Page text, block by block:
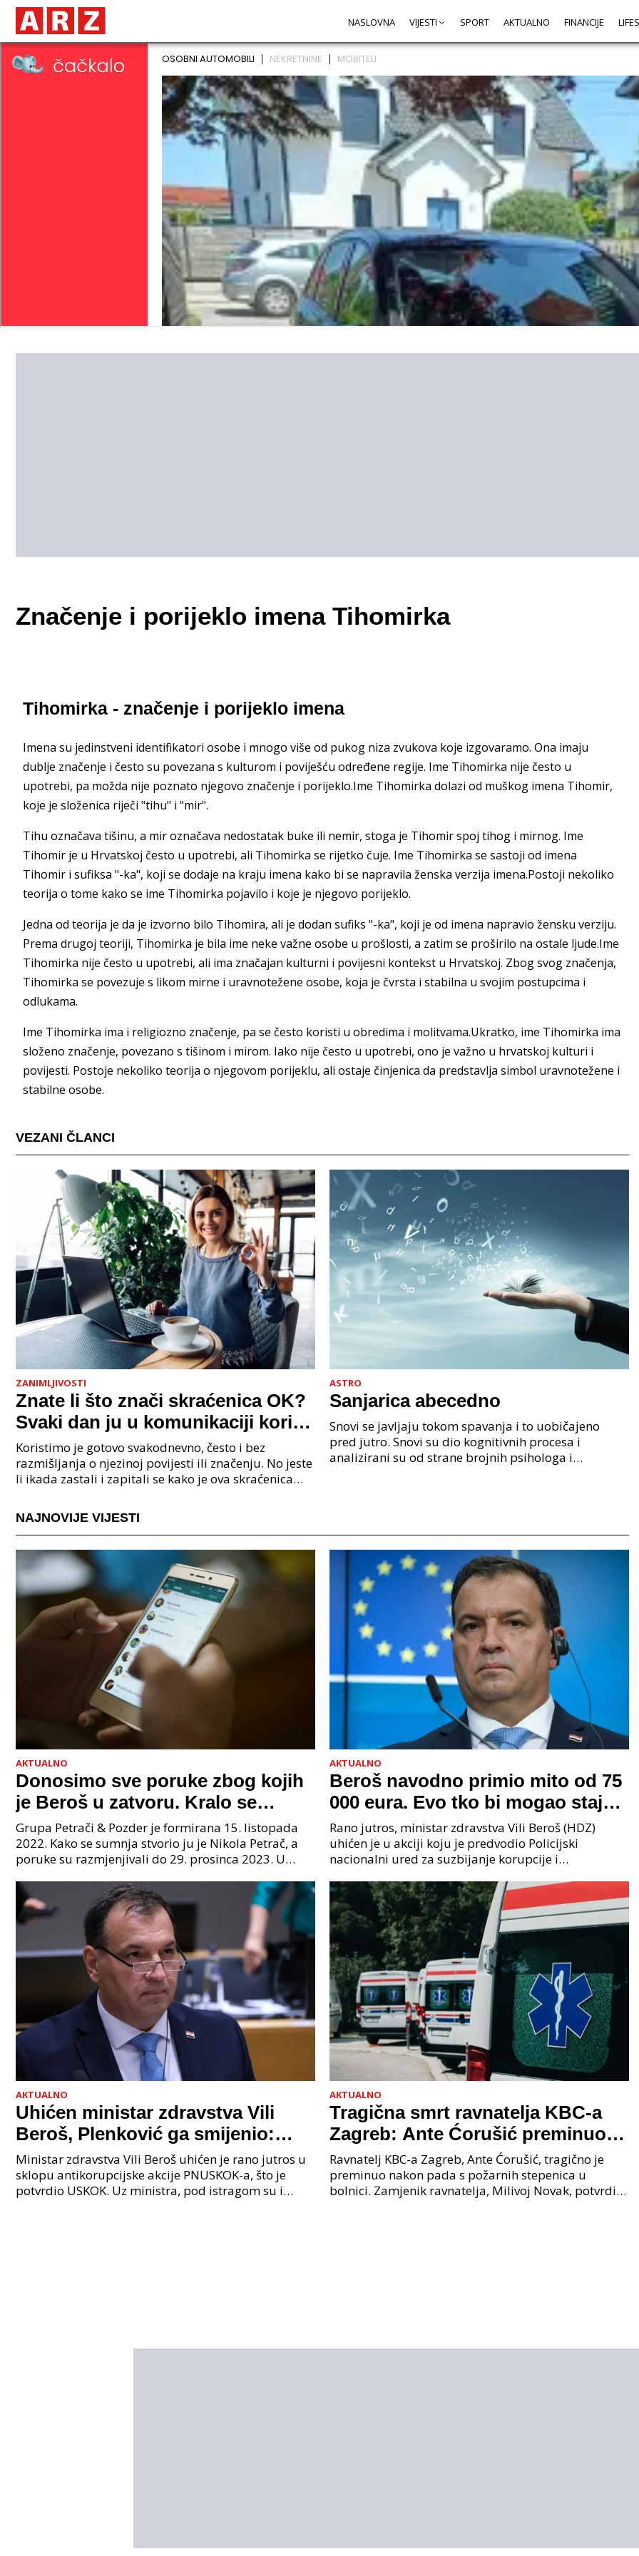
NASLOVNA VIJESTI SPORT AKTUALNO FINANCIJE
Značenje i porijeklo imena Tihomirka
Tihomirka - značenje i porijeklo imena
Imena su jedinstveni identifikatori osobe i mnogo više od pukog niza zvukova koje izgovaramo. Ona imaju
dublje značenje i često su povezana s kulturom i poviješću određene regije. Ime Tihomirka nije često u
upotrebi, pa možda nije poznato njegovo značenje i porijeklo.Ime Tihomirka dolazi od muškog imena Tihomir,
koje je složenica riječi "tihu" i "mir".
Tihu označava tišinu, a mir označava nedostatak buke ili nemir, stoga je Tihomir spoj tihog i mirnog. Ime
Tihomir je u Hrvatskoj često u upotrebi, ali Tihomirka se rijetko čuje. Ime Tihomirka se sastoji od imena
Tihomir i sufiksa "-ka", koji se dodaje na kraju imena kako bi se napravila ženska verzija imena.Postoji nekoliko
teorija o tome kako se ime Tihomirka pojavilo i koje je njegovo porijeklo.
Jedna od teorija je da je izvorno bilo Tihomira, ali je dodan sufiks "-ka", koji je od imena napravio žensku verziju.
Prema drugoj teoriji, Tihomirka je bila ime neke važne osobe u prošlosti, a zatim se proširilo na ostale ljude.Ime
Tihomirka nije često u upotrebi, ali ima značajan kulturni i povijesni kontekst u Hrvatskoj. Zbog svog značenja,
Tihomirka se povezuje s likom mirne i uravnotežene osobe, koja je čvrsta i stabilna u svojim postupcima i
odlukama.
Ime Tihomirka ima i religiozno značenje, pa se često koristi u obredima i molitvama.Ukratko, ime Tihomirka ima
složeno značenje, povezano s tišinom i mirom. Iako nije često u upotrebi, ono je važno u hrvatskoj kulturi i
povijesti. Postoje nekoliko teorija o njegovom porijeklu, ali ostaje činjenica da predstavlja simbol uravnotežene i
stabilne osobe.
VEZANI ČLANCI
ZANIMLJIVOSTI
Znate li što znači skraćenica OK?
Svaki dan ju u komunikaciji koristi
cijeli svijet.
Koristimo je gotovo svakodnevno, često i bez
razmišljanja o njezinoj povijesti ili značenju. No jeste
li ikada zastali i zapitali se kako je ova skraćenica
ASTRO
Sanjarica abecedno
Snovi se javljaju tokom spavanja i to uobičajeno
pred jutro. Snovi su dio kognitivnih procesa i
analizirani su od strane brojnih psihologa i
NAJNOVIJE VIJESTI
AKTUALNO
Donosimo sve poruke zbog kojih
je Beroš u zatvoru. Kralo se
godinama. Tko će iz vlade biti
sljedeći uhićen?
Grupa Petrači & Pozder je formirana 15. listopada
2022. Kako se sumnja stvorio ju je Nikola Petrač, a
poruke su razmjenjivali do 29. prosinca 2023. U
AKTUALNO
Beroš navodno primio mito od 75
000 eura. Evo tko bi mogao stajati
na čelu zločinačkog udruženja
Rano jutros, ministar zdravstva Vili Beroš (HDZ)
uhićen je u akciji koju je predvodio Policijski
nacionalni ured za suzbijanje korupcije i
priopćenju USKOK
AKTUALNO
Uhićen ministar zdravstva Vili
Beroš, Plenković ga smijenio:
Istraga USKOK-a zbog korupcije
Ministar zdravstva Vili Beroš uhićen je rano jutros u
sklopu antikorupcijske akcije PNUSKOK-a, što je
potvrdio USKOK. Uz ministra, pod istragom su i
AKTUALNO
Tragična smrt ravnatelja KBC-a
Zagreb: Ante Ćorušić preminuo
nakon pada u bolnici, policija na
mjestu događaja
Ravnatelj KBC-a Zagreb, Ante Ćorušić, tragično je
preminuo nakon pada s požarnih stepenica u
bolnici. Zamjenik ravnatelja, Milivoj Novak, potvrdio